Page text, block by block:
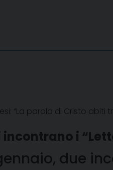
“La parola di Cristo abiti
i
due